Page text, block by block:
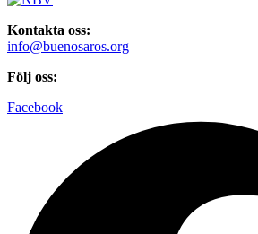
Kontakta oss:
info@buenosaros.org
Följ oss:
Facebook